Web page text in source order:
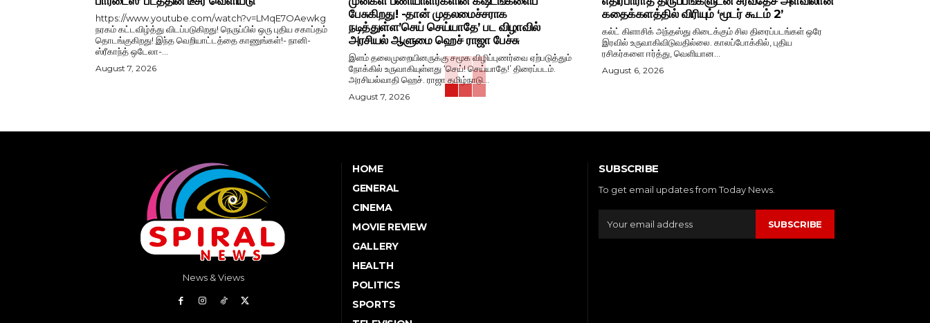
https://www.youtube.com/watch?v=LMqE7OAewkg
நரகம் கட்டவிழ்த்து விடப்படுகிறது! நெருப்பில் ஒரு புதிய சகாப்தம்
தொடங்குகிறது! இந்த வெறியாட்டத்தை காணுங்கள்!- நானி-
ஸ்ரீகாந்த் ஒடேலா-...
August 7, 2026
பேசுகிறது! -தான் முதலமைச்சராக
நடித்துள்ள’செய் செய்யாதே’ பட விழாவில்
அரசியல் ஆளுமை ஹெச் ராஜா பேச்சு
இளம் தலைமுறையினருக்கு சமூக விழிப்புணர்வை ஏற்படுத்தும்
நோக்கில் உருவாகியுள்ளது ‘செய்! செய்யாதே!’ திரைப்படம்.
அரசியல்வாதி ஹெச். ராஜா தமிழ்நாடு...
August 7, 2026
கதைக்களத்தில் விரியும் ‘மூடர் கூடம் 2’
கல்ட் கிளாசிக் அந்தஸ்து கிடைக்கும் சில திரைப்படங்கள் ஒரே
இரவில் உருவாகிவிடுவதில்லை. காலப்போக்கில், புதிய
ரசிகர்களை ஈர்த்து, வெளியான...
August 6, 2026
News & Views
HOME
GENERAL
CINEMA
MOVIE REVIEW
GALLERY
HEALTH
POLITICS
SPORTS
SUBSCRIBE
To get email updates from Today News.
SUBSCRIBE